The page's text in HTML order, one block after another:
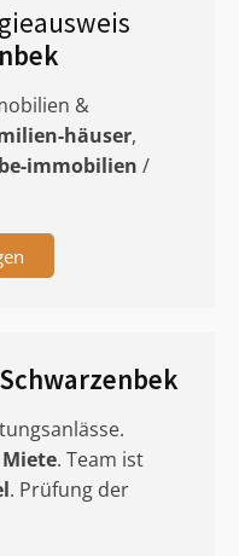
&
häuser,
immobilien /
Schwarzenbek
. Team ist
. Prüfung der